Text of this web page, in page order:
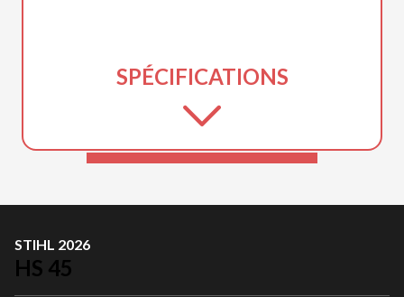
SPÉCIFICATIONS
STIHL 2026
HS 45